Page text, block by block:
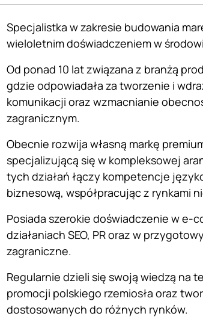
Specjalistka w zakresie budowania
wieloletnim doświadczeniem w
Od ponad 10 lat związana z branżą
gdzie odpowiadała za tworzenie i
komunikacji oraz wzmacnianie
zagranicznym.
Obecnie rozwija własną markę
specjalizującą się w kompleksowej
tych działań łączy kompetencje
biznesową, współpracując z rynkami
Posiada szerokie doświadczenie w e-
działaniach SEO, PR oraz w
zagraniczne.
Regularnie dzieli się swoją wiedzą na
promocji polskiego rzemiosła oraz
dostosowanych do różnych rynków.